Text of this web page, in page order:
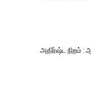
அதிர்ஷ்ட நிறம் :